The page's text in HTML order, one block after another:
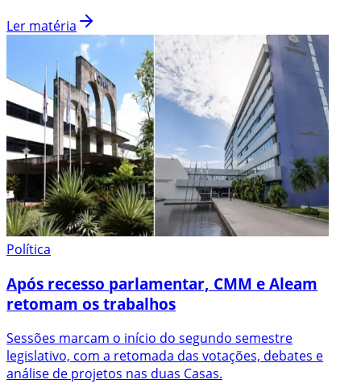
Ler matéria
Política
Após recesso parlamentar, CMM e Aleam
retomam os trabalhos
Sessões marcam o início do segundo semestre
legislativo, com a retomada das votações, debates e
análise de projetos nas duas Casas.